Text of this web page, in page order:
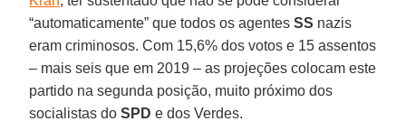
“automaticamente” que todos os agentesSS nazis
eram criminosos. Com 15,6% dos votos e 15 assentos
– mais seis que em 2019 – as projeções colocam este
partido na segunda posição, muito próximo dos
socialistas doSPD e dos Verdes.